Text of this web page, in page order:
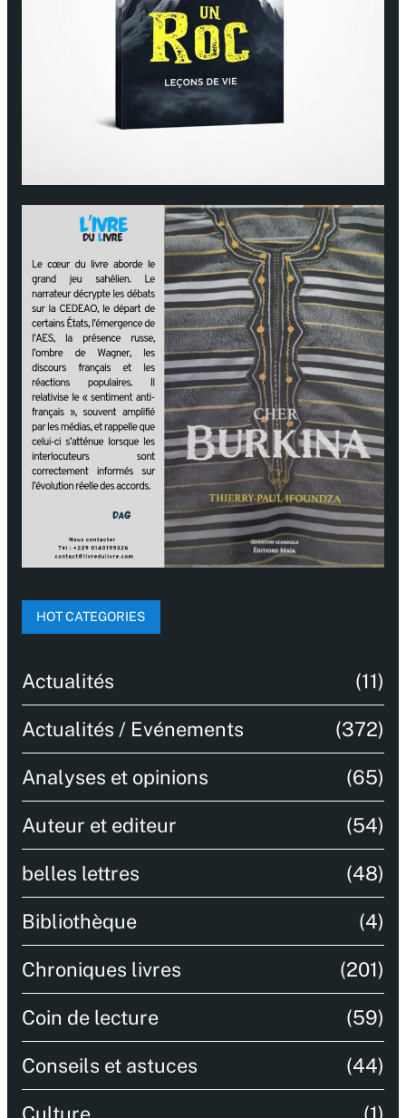
HOT CATEGORIES
Actualités (11)
Actualités / Evénements (372)
Analyses et opinions (65)
Auteur et editeur (54)
belles lettres (48)
Bibliothèque (4)
Chroniques livres (201)
Coin de lecture (59)
Conseils et astuces (44)